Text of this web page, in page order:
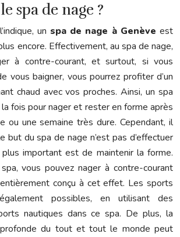
spa de nage ?
un spa de nage à Genève est
encore. Effectivement, au spa de nage,
à contre-courant, et surtout, si vous
vous baigner, vous pourrez profiter d’un
chaud avec vos proches. Ainsi, un spa
fois pour nager et rester en forme après
ou une semaine très dure. Cependant, il
but du spa de nage n’est pas d’effectuer
important est de maintenir la forme.
vous pouvez nager à contre-courant
conçu à cet effet. Les sports
possibles, en utilisant des
nautiques dans ce spa. De plus, la
profonde du tout et tout le monde peut